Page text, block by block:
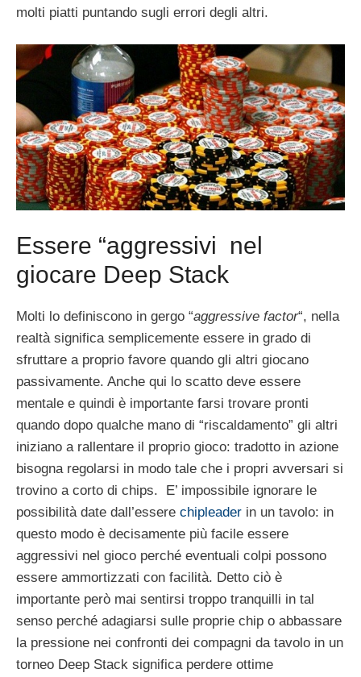
molti piatti puntando sugli errori degli altri.
Essere “aggressivi nel
giocare Deep Stack
Molti lo definiscono in gergo “aggressive factor“, nella
realtà significa semplicemente essere in grado di
sfruttare a proprio favore quando gli altri giocano
passivamente. Anche qui lo scatto deve essere
mentale e quindi è importante farsi trovare pronti
quando dopo qualche mano di “riscaldamento” gli altri
iniziano a rallentare il proprio gioco: tradotto in azione
bisogna regolarsi in modo tale che i propri avversari si
trovino a corto di chips. E’ impossibile ignorare le
possibilità date dall’essere chipleader in un tavolo: in
questo modo è decisamente più facile essere
aggressivi nel gioco perché eventuali colpi possono
essere ammortizzati con facilità. Detto ciò è
importante però mai sentirsi troppo tranquilli in tal
senso perché adagiarsi sulle proprie chip o abbassare
la pressione nei confronti dei compagni da tavolo in un
torneo Deep Stack significa perdere ottime